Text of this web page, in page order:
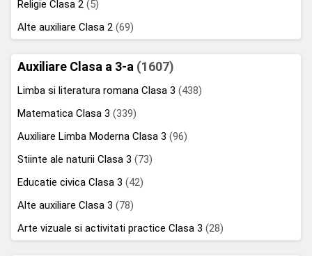
Religie Clasa 2 (5)
Alte auxiliare Clasa 2 (69)
Auxiliare Clasa a 3-a (1607)
Limba si literatura romana Clasa 3 (438)
Matematica Clasa 3 (339)
Auxiliare Limba Moderna Clasa 3 (96)
Stiinte ale naturii Clasa 3 (73)
Educatie civica Clasa 3 (42)
Alte auxiliare Clasa 3 (78)
Arte vizuale si activitati practice Clasa 3 (28)